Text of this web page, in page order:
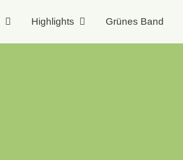
Highlights Grünes Band